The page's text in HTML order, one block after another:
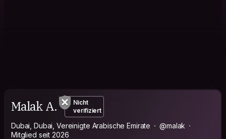
Malak A.
Nicht
verifiziert
Dubai, Dubai, Vereinigte Arabische Emirate
@malak
Mitglied seit 2026